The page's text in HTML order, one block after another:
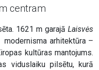
centram
1621 m garajā Laisvės
arhitektūra –
kultūras mantojums.
viduslaiku pilsētu, kurā